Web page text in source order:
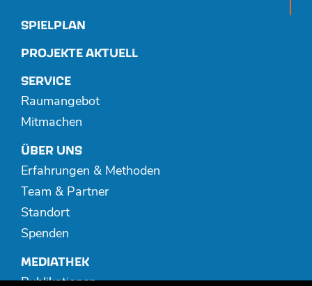
SPIELPLAN
PROJEKTE AKTUELL
SERVICE
Raumangebot
Mitmachen
ÜBER UNS
Erfahrungen & Methoden
Team & Partner
Standort
Spenden
MEDIATHEK
Publikationen